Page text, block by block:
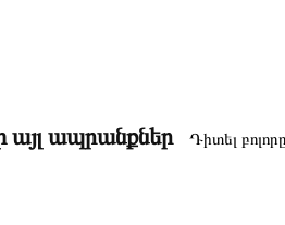
այլ ապրանքներ Դիտել բոլորը